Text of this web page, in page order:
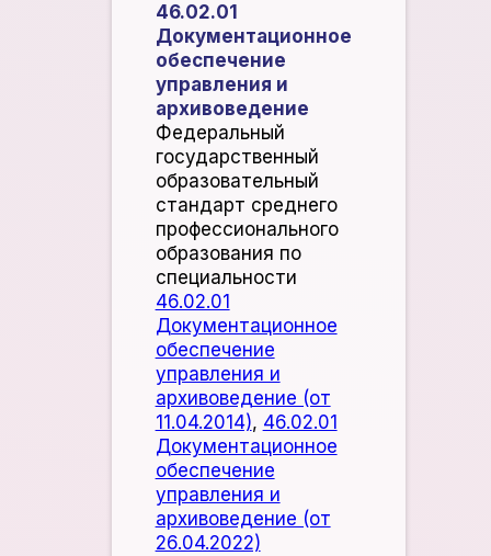
46.02.01
Документационное
обеспечение
управления и
архивоведение
​Федеральный
государственный
образовательный
стандарт среднего
профессионального
образования по
специальности
46.02.01
Документационное
обеспечение
управления и
архивоведение (от
11.04.2014), 46.02.01
Документационное
обеспечение
управления и
архивоведение (от
26.04.2022)